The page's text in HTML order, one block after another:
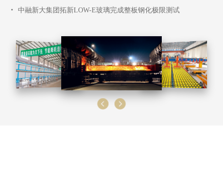
• 中融新大集团拓新LOW-E玻璃完成整板钢化极限测试